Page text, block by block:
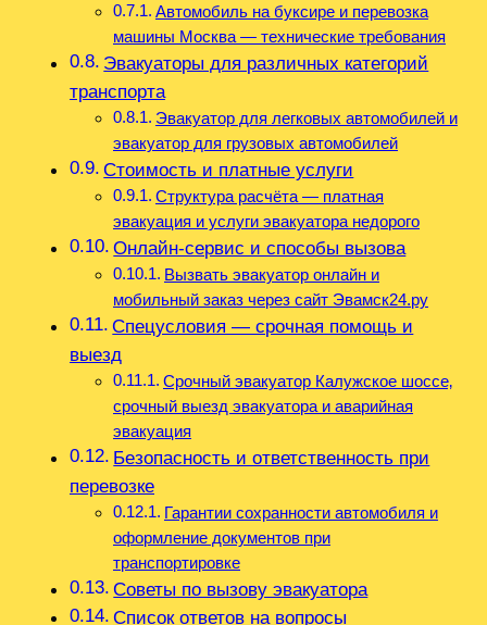
Автомобиль на буксире и перевозка
машины Москва — технические требования
Эвакуаторы для различных категорий
транспорта
Эвакуатор для легковых автомобилей и
эвакуатор для грузовых автомобилей
Стоимость и платные услуги
Структура расчёта — платная
эвакуация и услуги эвакуатора недорого
Онлайн-сервис и способы вызова
Вызвать эвакуатор онлайн и
мобильный заказ через сайт Эвамск24.ру
Спецусловия — срочная помощь и
выезд
Срочный эвакуатор Калужское шоссе‚
срочный выезд эвакуатора и аварийная
эвакуация
Безопасность и ответственность при
перевозке
Гарантии сохранности автомобиля и
оформление документов при
транспортировке
Советы по вызову эвакуатора
Список ответов на вопросы